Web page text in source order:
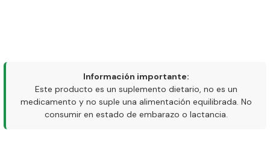
Información importante:
Este producto es un suplemento dietario, no es un
medicamento y no suple una alimentación equilibrada. No
consumir en estado de embarazo o lactancia.